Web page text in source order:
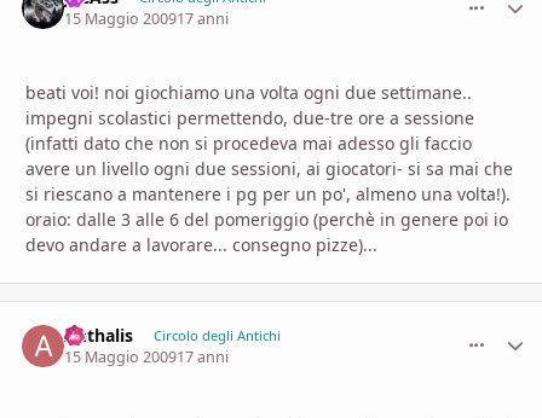
15 Maggio 200917 anni
beati voi! noi giochiamo una volta ogni due settimane..
impegni scolastici permettendo, due-tre ore a sessione
(infatti dato che non si procedeva mai adesso gli faccio
avere un livello ogni due sessioni, ai giocatori- si sa mai che
si riescano a mantenere i pg per un po', almeno una volta!).
oraio: dalle 3 alle 6 del pomeriggio (perchè in genere poi io
devo andare a lavorare... consegno pizze)...
Anthalis Circolo degli Antichi
15 Maggio 200917 anni